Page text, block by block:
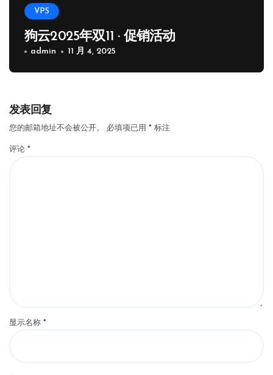
VPS
狗云2025年双11 · 促销活动
admin 11 月 4, 2025
发表回复
您的邮箱地址不会被公开。 必填项已用 * 标注
评论 *
显示名称 *